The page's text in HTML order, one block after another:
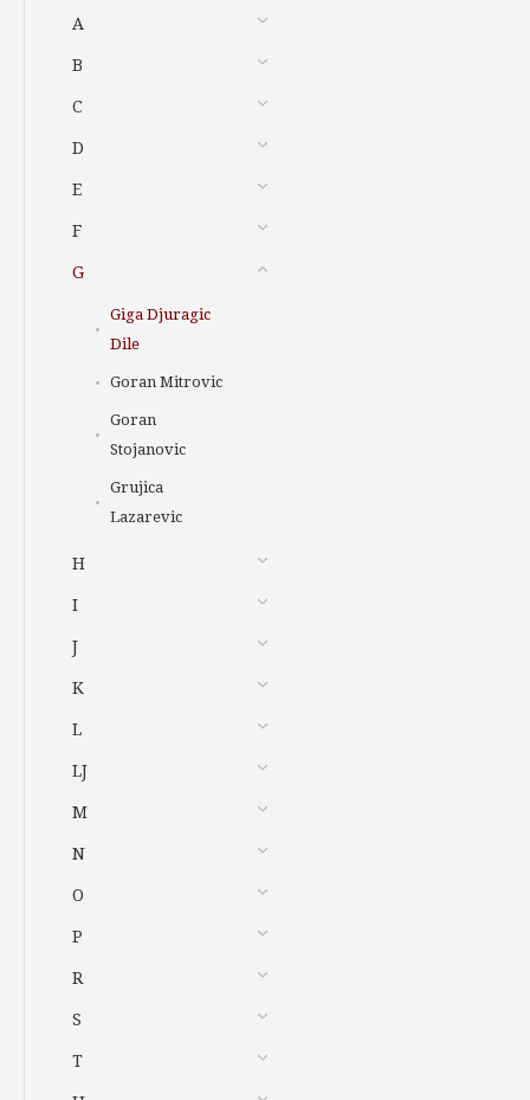
A
B
C
D
E
F
G
Giga Djuragic
Dile
Goran Mitrovic
Goran
Stojanovic
Grujica
Lazarevic
H
I
J
K
L
LJ
M
N
O
P
R
S
T